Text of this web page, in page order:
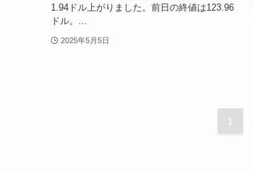
1.94ドル上がりました。前日の終値は123.96
ドル。...
2025年5月5日
1